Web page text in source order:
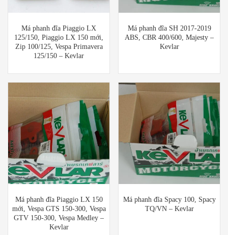
Má phanh đĩa Piaggio LX
125/150, Piaggio LX 150 mới,
Zip 100/125, Vespa Primavera
125/150 – Kevlar
Má phanh đĩa SH 2017-2019
ABS, CBR 400/600, Majesty –
Kevlar
Má phanh đĩa Piaggio LX 150
mới, Vespa GTS 150-300, Vespa
GTV 150-300, Vespa Medley –
Kevlar
Má phanh đĩa Spacy 100, Spacy
TQ/VN – Kevlar